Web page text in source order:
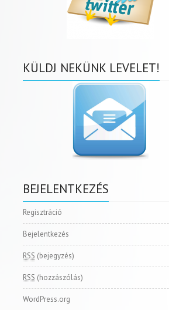
KÜLDJ NEKÜNK LEVELET!
BEJELENTKEZÉS
Regisztráció
Bejelentkezés
RSS (bejegyzés)
RSS (hozzászólás)
WordPress.org